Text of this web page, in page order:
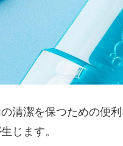
清潔を保つための便
じます。